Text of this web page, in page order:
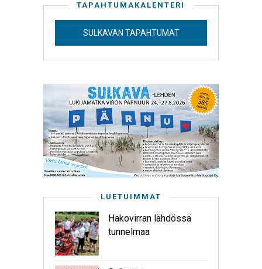
TAPAHTUMAKALENTERI
SULKAVAN TAPAHTUMAT
LUETUIMMAT
Hakovirran lähdössä
tunnelmaa